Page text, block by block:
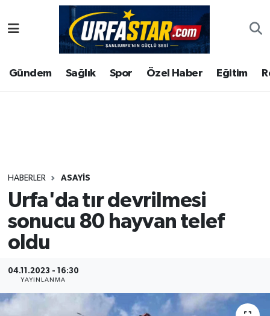
Gündem Sağlık Spor Özel Haber Eğitim
HABERLER ASAYİS
Urfa'da tır devrilmesi
sonucu 80 hayvan telef
oldu
04.11.2023 - 16:30
YAYINLANMA
ASAYİS
ÇEVRE
Gündem
Kültür
Şanlıurfa Nöbetçi Eczaneler
Şanlıurfa Hava Durumu
Tüm Manşetler
Son Dakika Haberleri